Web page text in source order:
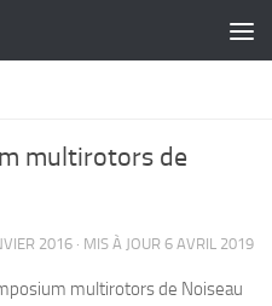
multirotors de
2016 · MIS À JOUR 6 AVRIL 2019
multirotors de Noiseau